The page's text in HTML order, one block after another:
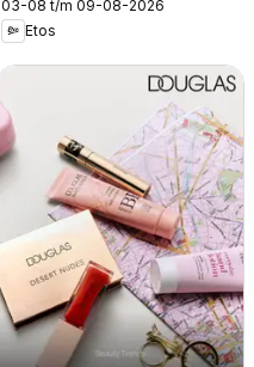
03-08 t/m 09-08-2026
Etos